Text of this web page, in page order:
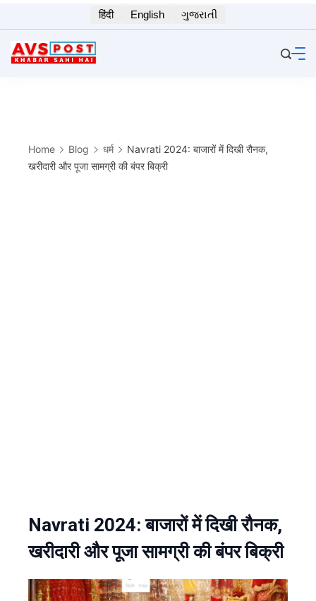
to
content
हिंदी English ગુજરાતી
Home Blog धर्म
Navrati 2024: बाजारों में दिखी रौनक,
खरीदारी और पूजा सामग्री की बंपर बिक्री
Navrati 2024: बाजारों में दिखी रौनक,
खरीदारी और पूजा सामग्री की बंपर बिक्री